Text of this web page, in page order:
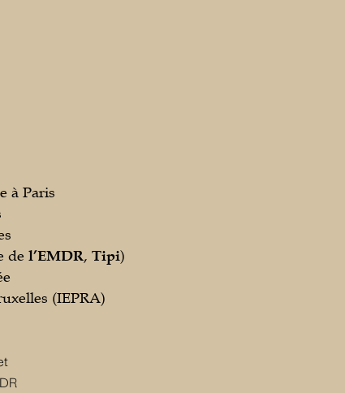
à Paris
de l’EMDR, Tipi)
(IEPRA)